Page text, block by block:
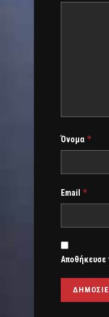
Όνομα *
Email *
Αποθήκευσε